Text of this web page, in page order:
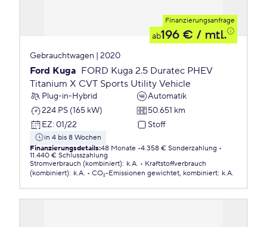
Finanzierungsanfrage
ab196 € / mtl.
Gebrauchtwagen | 2020
Ford Kuga FORD Kuga 2.5 Duratec PHEV
Titanium X CVT Sports Utility Vehicle
Plug-in-Hybrid
Automatik
224 PS (165 kW)
50.651 km
EZ: 01/22 Stoff
in 4 bis 8 Wochen
Finanzierungsdetails:48 Monate 4.358 € Sonderzahlung
11.440 € Schlusszahlung
Stromverbrauch (kombiniert): k.A.
Kraftstoffverbrauch
(kombiniert): k.A. CO₂-Emissionen gewichtet, kombiniert: k.A.